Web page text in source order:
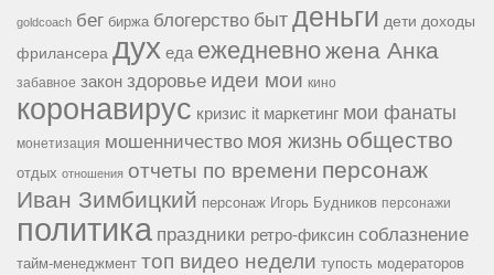
goldcoach бег биржа блогерство быт деньги дети доходы
фрилансера дух еда ежедневножена Анка
забавное закон здоровье идеи мои кино
коронавирус кризис it маркетинг мои фанаты
монетизация мошенничество моя жизнь общество
отдых отношения отчеты по времени персонаж
Иван Зимбицкий персонаж Игорь Будников персонажи
политика праздники ретро-фиксин соблазнение
тайм-менеджмент топ видео недели тупость модераторов